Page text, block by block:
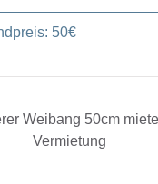
50€